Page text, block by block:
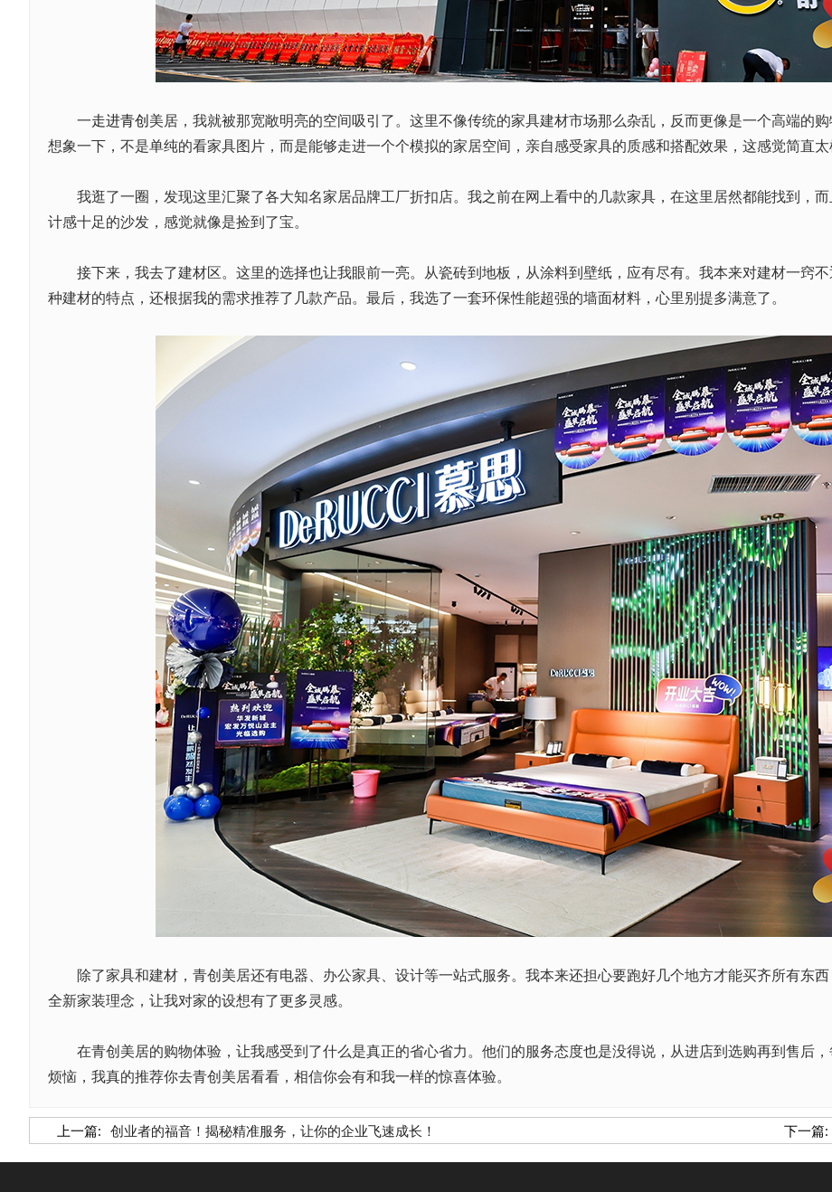
一走进青创美居，我就被那宽敞明亮的空间吸引了。这里不像传统的家具建材市场那么杂乱，反而更像是一个高端的
想象一下，不是单纯的看家具图片，而是能够走进一个个模拟的家居空间，亲自感受家具的质感和搭配效果，这感觉简直太
我逛了一圈，发现这里汇聚了各大知名家居品牌工厂折扣店。我之前在网上看中的几款家具，在这里居然都能找到，
计感十足的沙发，感觉就像是捡到了宝。
接下来，我去了建材区。这里的选择也让我眼前一亮。从瓷砖到地板，从涂料到壁纸，应有尽有。我本来对建材一窍
种建材的特点，还根据我的需求推荐了几款产品。最后，我选了一套环保性能超强的墙面材料，心里别提多满意了。
除了家具和建材，青创美居还有电器、办公家具、设计等一站式服务。我本来还担心要跑好几个地方才能买齐所有东
全新家装理念，让我对家的设想有了更多灵感。
在青创美居的购物体验，让我感受到了什么是真正的省心省力。他们的服务态度也是没得说，从进店到选购再到售后
烦恼，我真的推荐你去青创美居看看，相信你会有和我一样的惊喜体验。
上一篇: 创业者的福音！揭秘精准服务，让你的企业飞速成长！ 下一篇: